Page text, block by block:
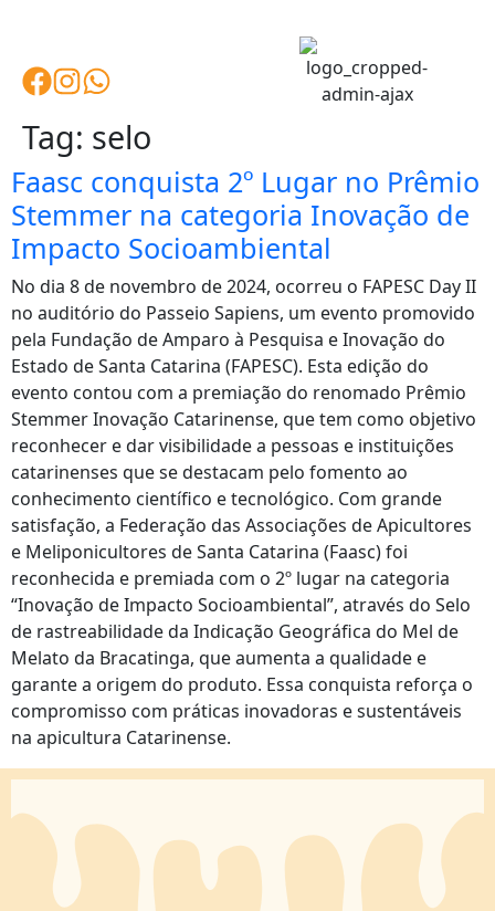
Tag: selo
Faasc conquista 2º Lugar no Prêmio
Stemmer na categoria Inovação de
Impacto Socioambiental
No dia 8 de novembro de 2024, ocorreu o FAPESC Day II
no auditório do Passeio Sapiens, um evento promovido
pela Fundação de Amparo à Pesquisa e Inovação do
Estado de Santa Catarina (FAPESC). Esta edição do
evento contou com a premiação do renomado Prêmio
Stemmer Inovação Catarinense, que tem como objetivo
reconhecer e dar visibilidade a pessoas e instituições
catarinenses que se destacam pelo fomento ao
conhecimento científico e tecnológico. Com grande
satisfação, a Federação das Associações de Apicultores
e Meliponicultores de Santa Catarina (Faasc) foi
reconhecida e premiada com o 2º lugar na categoria
“Inovação de Impacto Socioambiental”, através do Selo
de rastreabilidade da Indicação Geográfica do Mel de
Melato da Bracatinga, que aumenta a qualidade e
garante a origem do produto. Essa conquista reforça o
compromisso com práticas inovadoras e sustentáveis
na apicultura Catarinense.